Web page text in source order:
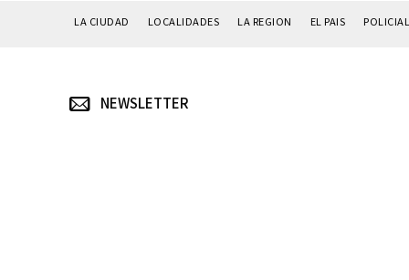
LA CIUDAD LOCALIDADES LA REGION EL PAIS
NEWSLETTER